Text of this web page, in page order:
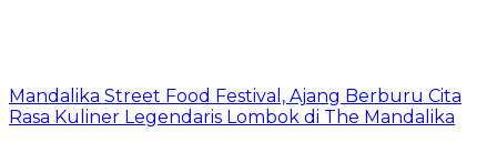
Mandalika Street Food Festival, Ajang Berburu Cita
Rasa Kuliner Legendaris Lombok di The Mandalika